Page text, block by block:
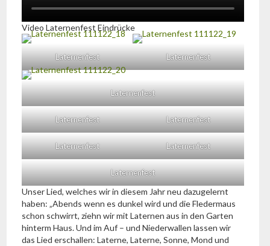
Video Laternenfest Eindrücke
Laternenfest Laternenfest
Laternenfest
Laternenfest Laternenfest
Laternenfest Laternenfest
Laternenfest
Unser Lied, welches wir in diesem Jahr neu dazugelernt
haben: „Abends wenn es dunkel wird und die Fledermaus
schon schwirrt, ziehn wir mit Laternen aus in den Garten
hinterm Haus. Und im Auf – und Niederwallen lassen wir
das Lied erschallen: Laterne, Laterne, Sonne, Mond und